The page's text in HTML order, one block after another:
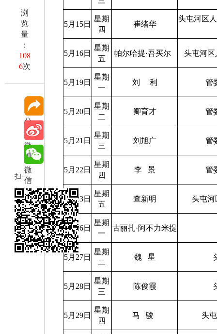
浏
览
量
：
108
6次
分
享
微
博
微
信
扫一
扫在
手机
打开
当前
页
5月15日
星期
四
崔绪华
头屯河区
5月16日
星期
五
帕尔哈提·吾买尔 头屯河
5月19日
星期
一
刘 利 管
5月20日
星期
二
卿育才 管
5月21日
星期
三
刘旭广 管
5月22日
星期
四
李 景 管
5月23日
星期
五
查新明 头屯河
5月26日
星期
一
古丽扎·阿不力米提
5月27日
星期
二
魏 星
5月28日
星期
三
陈俊霞
5月29日
星期
四
马 骏 头